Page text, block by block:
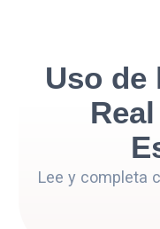
Uso de
Lee y completa